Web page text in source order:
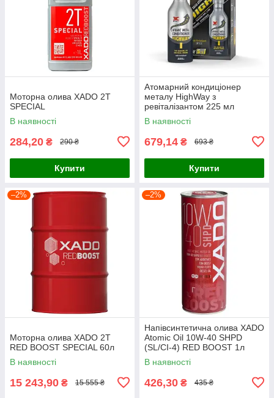
Моторна олива XADO 2T
SPECIAL
В наявності
284,20 ₴ 290 ₴
Купити
Атомарний кондиціонер
металу HighWay з
ревіталізантом 225 мл
В наявності
679,14 ₴ 693 ₴
Купити
–2%
Моторна олива XADO 2T
RED BOOST SPECIAL 60л
В наявності
15 243,90 ₴ 15 555 ₴
–2%
Напівсинтетична олива XADO
Atomic Oil 10W-40 SHPD
(SL/CI-4) RED BOOST 1л
В наявності
426,30 ₴ 435 ₴